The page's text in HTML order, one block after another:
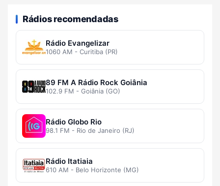
Rádios recomendadas
Rádio Evangelizar
1060 AM - Curitiba (PR)
89 FM A Rádio Rock Goiânia
102.9 FM - Goiânia (GO)
Rádio Globo Rio
98.1 FM - Rio de Janeiro (RJ)
Rádio Itatiaia
610 AM - Belo Horizonte (MG)